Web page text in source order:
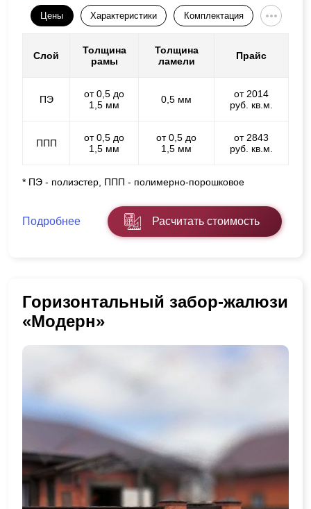
Цены Характеристики Комплектация
Слой
Толщина
рамы
Толщина
ламели
Прайс
ПЭ
от 0,5 до
1,5 мм
0,5 мм
от 2014
руб. кв.м.
ППП
от 0,5 до
1,5 мм
от 0,5 до
1,5 мм
от 2843
руб. кв.м.
* ПЭ - полиэстер, ППП - полимерно-порошковое
Подробнее Расчитать стоимость
Горизонтальный забор-жалюзи
«Модерн»